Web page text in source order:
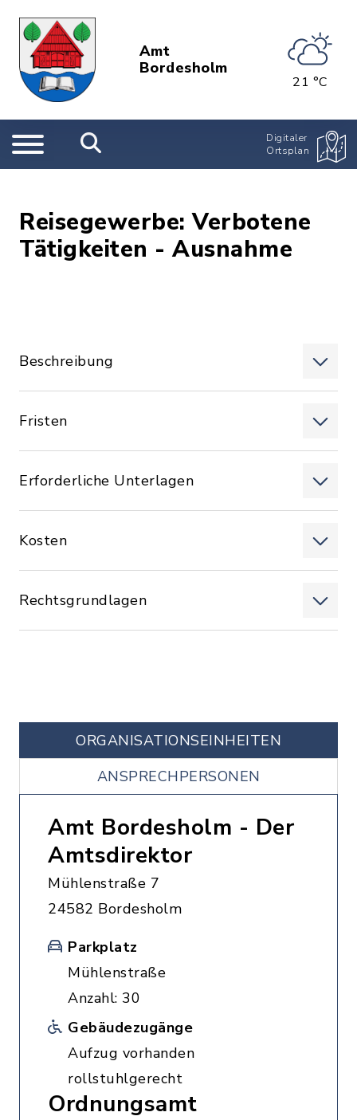
Amt
Bordesholm
21 °C
Digitaler
Ortsplan
Reisegewerbe: Verbotene
Tätigkeiten - Ausnahme
Beschreibung
Fristen
Erforderliche Unterlagen
Kosten
Rechtsgrundlagen
ORGANISATIONS­EINHEITEN
ANSPRECHPERSONEN
Amt Bordesholm - Der
Amtsdirektor
Mühlenstraße 7
24582 Bordesholm
Parkplatz
Mühlenstraße
Anzahl: 30
Gebäudezugänge
Aufzug vorhanden
rollstuhlgerecht
Ordnungsamt